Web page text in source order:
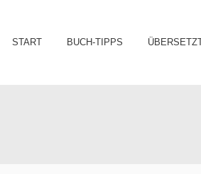
START BUCH-TIPPS